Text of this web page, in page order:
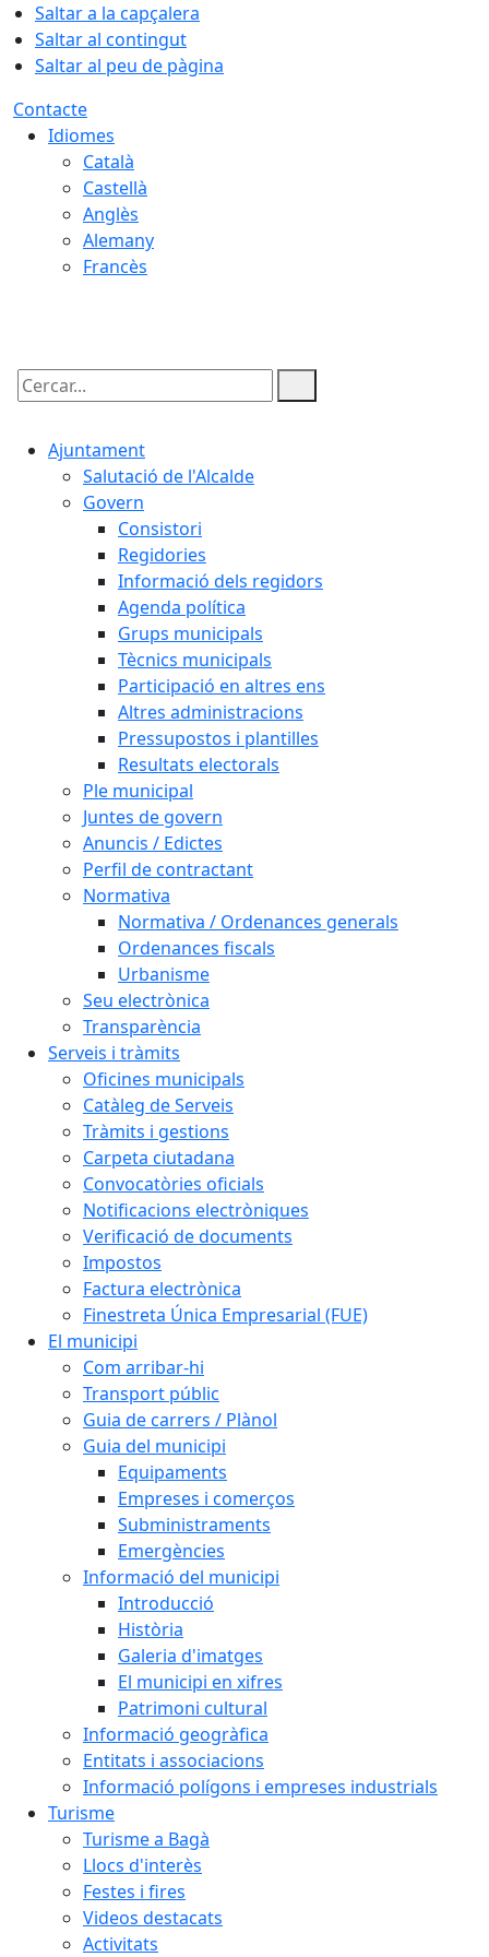
Saltar a la capçalera
Saltar al contingut
Saltar al peu de pàgina
Contacte
Idiomes
Català
Castellà
Anglès
Alemany
Francès
Cercar:
Ajuntament
Salutació de l'Alcalde
Govern
Consistori
Regidories
Informació dels regidors
Agenda política
Grups municipals
Tècnics municipals
Participació en altres ens
Altres administracions
Pressupostos i plantilles
Resultats electorals
Ple municipal
Juntes de govern
Anuncis / Edictes
Perfil de contractant
Normativa
Normativa / Ordenances generals
Ordenances fiscals
Urbanisme
Seu electrònica
Transparència
Serveis i tràmits
Oficines municipals
Catàleg de Serveis
Tràmits i gestions
Carpeta ciutadana
Convocatòries oficials
Notificacions electròniques
Verificació de documents
Impostos
Factura electrònica
Finestreta Única Empresarial (FUE)
El municipi
Com arribar-hi
Transport públic
Guia de carrers / Plànol
Guia del municipi
Equipaments
Empreses i comerços
Subministraments
Emergències
Informació del municipi
Introducció
Història
Galeria d'imatges
El municipi en xifres
Patrimoni cultural
Informació geogràfica
Entitats i associacions
Informació polígons i empreses industrials
Turisme
Turisme a Bagà
Llocs d'interès
Festes i fires
Videos destacats
Activitats